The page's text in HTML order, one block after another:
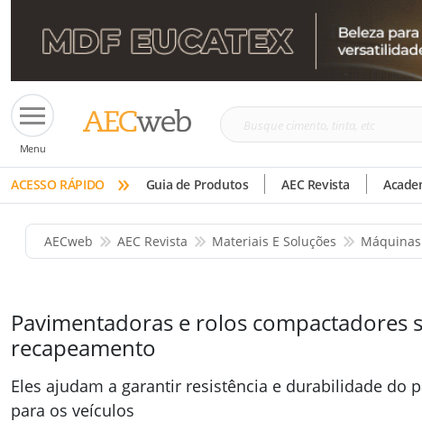
Menu
Busque
tinta,
etc
ACESSO RÁPIDO » Guia de Produtos AEC Revista
AECweb AEC Revista Materiais E Soluções
Pavimentadoras e rolos compactadores
recapeamento
Eles ajudam a garantir resistência e durabilidade do
para os veículos